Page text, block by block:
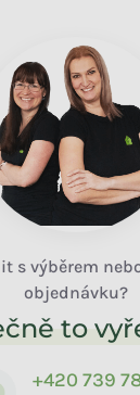
s výběrem
objednávku?
to
+420 739